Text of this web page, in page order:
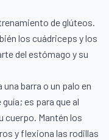
de glúteos.
los cuádriceps y los
del estómago y su
barra o un palo en
es para que al
cuerpo. Mantén los
y flexiona las rodillas